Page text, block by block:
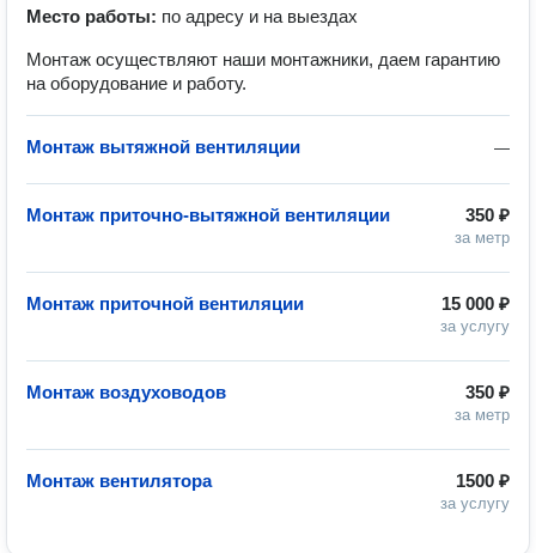
Место работы: по адресу и на выездах
Монтаж осуществляют наши монтажники, даем гарантию
на оборудование и работу.
—
Монтаж вытяжной вентиляции
350 ₽
за метр
Монтаж приточно-вытяжной вентиляции
15 000 ₽
за услугу
Монтаж приточной вентиляции
350 ₽
за метр
Монтаж воздуховодов
1500 ₽
за услугу
Монтаж вентилятора